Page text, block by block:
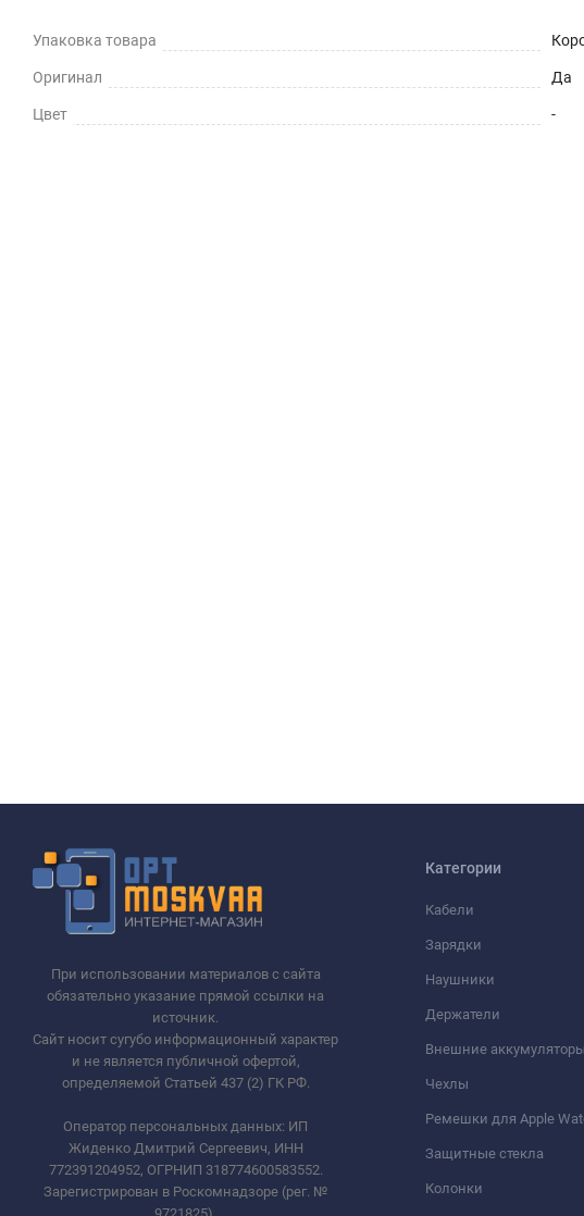
Упаковка товара
Оригинал Да
Цвет -
При использовании материалов с сайта
обязательно указание прямой ссылки на
источник.
Сайт носит сугубо информационный характер
и не является публичной офертой,
определяемой Статьей 437 (2) ГК РФ.
Оператор персональных данных: ИП
Жиденко Дмитрий Сергеевич, ИНН
772391204952, ОГРНИП 318774600583552.
Зарегистрирован в Роскомнадзоре (рег. №
Категории
Кабели
Зарядки
Наушники
Держатели
Внешние аккумуляторы
Чехлы
Ремешки для Apple
Защитные стекла
Колонки